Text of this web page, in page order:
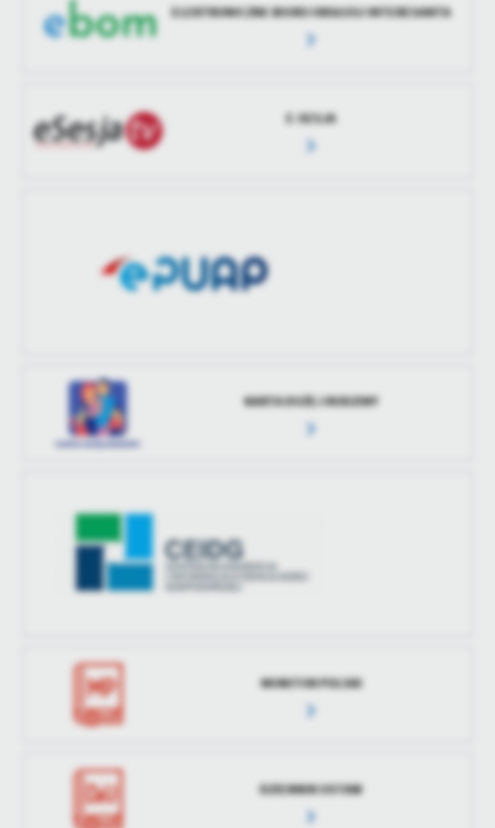
treści w postaci wiadomości, ofert, komunikatów mediów
społecznościowych.
ELEKTRONICZNE BIURO OBSŁUGI INTERESANTA
E-SESJA
KARTA DUŻEJ RODZINY
MONITOR POLSKI
DZIENNIK USTAW